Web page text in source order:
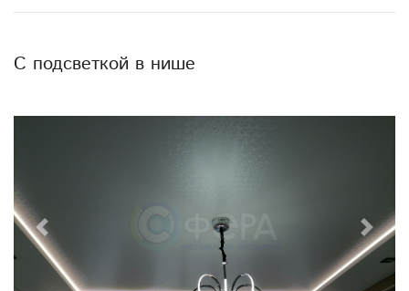
С подсветкой в нише
Previous Next